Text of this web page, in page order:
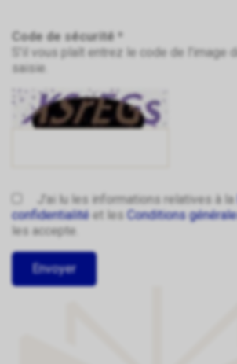
Code de sécurité *
S'il vous plaît entrez le code de l'image
saisie.
J'ai lu les informations relatives à la
confidentialitéet lesConditions
les accepte.